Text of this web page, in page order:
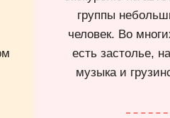
группы
человек. Во
есть застолье,
музыка и